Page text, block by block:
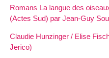
Romans La langue des
(Actes Sud) par Jean-Guy
Claudie Hunzinger / Elise
Jerico)